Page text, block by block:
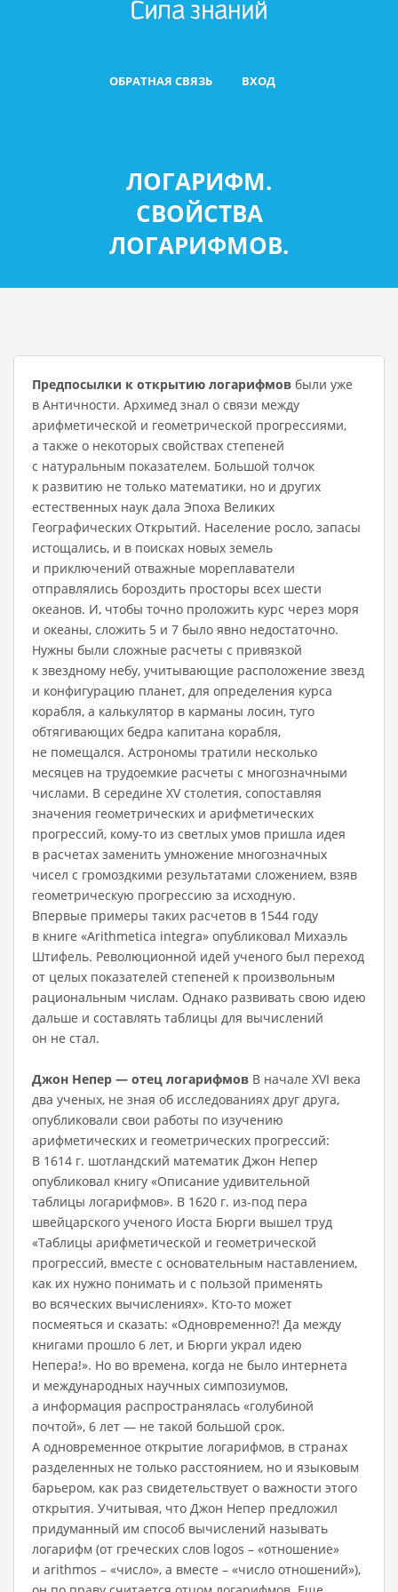
ОБРАТНАЯ СВЯЗЬ ВХОД
ЛОГАРИФМ.
СВОЙСТВА
ЛОГАРИФМОВ.
Предпосылки к открытию логарифмов были уже
в Античности. Архимед знал о связи между
арифметической и геометрической прогрессиями,
а также о некоторых свойствах степеней
с натуральным показателем. Большой толчок
к развитию не только математики, но и других
естественных наук дала Эпоха Великих
Географических Открытий. Население росло, запасы
истощались, и в поисках новых земель
и приключений отважные мореплаватели
отправлялись бороздить просторы всех шести
океанов. И, чтобы точно проложить курс через моря
и океаны, сложить 5 и 7 было явно недостаточно.
Нужны были сложные расчеты с привязкой
к звездному небу, учитывающие расположение звезд
и конфигурацию планет, для определения курса
корабля, а калькулятор в карманы лосин, туго
обтягивающих бедра капитана корабля,
не помещался. Астрономы тратили несколько
месяцев на трудоемкие расчеты с многозначными
числами. В середине XV столетия, сопоставляя
значения геометрических и арифметических
прогрессий, кому-то из светлых умов пришла идея
в расчетах заменить умножение многозначных
чисел с громоздкими результатами сложением, взяв
геометрическую прогрессию за исходную.
Впервые примеры таких расчетов в 1544 году
в книге «Arithmetica integra» опубликовал Михаэль
Штифель. Революционной идей ученого был переход
от целых показателей степеней к произвольным
рациональным числам. Однако развивать свою идею
дальше и составлять таблицы для вычислений
он не стал.
Джон Непер — отец логарифмов В начале XVI века
два ученых, не зная об исследованиях друг друга,
опубликовали свои работы по изучению
арифметических и геометрических прогрессий:
В 1614 г. шотландский математик Джон Непер
опубликовал книгу «Описание удивительной
таблицы логарифмов». В 1620 г. из-под пера
швейцарского ученого Иоста Бюрги вышел труд
«Таблицы арифметической и геометрической
прогрессий, вместе с основательным наставлением,
как их нужно понимать и с пользой применять
во всяческих вычислениях». Кто-то может
посмеяться и сказать: «Одновременно?! Да между
книгами прошло 6 лет, и Бюрги украл идею
Непера!». Но во времена, когда не было интернета
и международных научных симпозиумов,
а информация распространялась «голубиной
почтой», 6 лет — не такой большой срок.
А одновременное открытие логарифмов, в странах
разделенных не только расстоянием, но и языковым
барьером, как раз свидетельствует о важности этого
открытия. Учитывая, что Джон Непер предложил
придуманный им способ вычислений называть
логарифм (от греческих слов logos – «отношение»
и arithmos – «число», а вместе – «число отношений»),